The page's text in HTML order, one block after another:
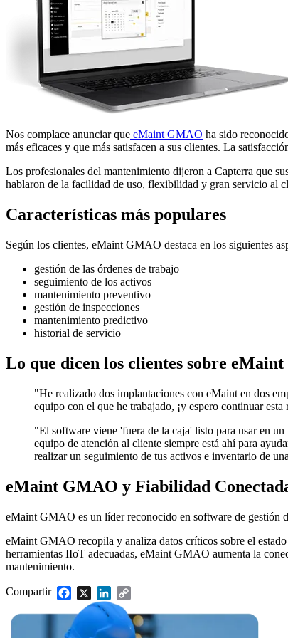
Eventos
Dónde encontrarnos en persona
Calculadora de ROI
Datos específicos del sector, resultado compartible
SOPORTE
Centro de Ayuda
Documentación del producto con búsqueda
Portal de Éxito del Cliente
Preguntas y respuestas entre clientes
Seguridad, cumplimiento, alojamiento
Documentación de la API
Notas de Versión
Qué se lanzó, qué viene a continuación
Resumen de Capacitación
Centro filtrable — comience aquí
Con instructor, cohortes programadas
Bajo Demanda
Video a su propio ritmo, ruta de certificación
Certificación
Valide las habilidades de CMMS de su equipo
eMaint University
Currículo completo, todos los niveles
SERVICIOS
Obtenga valor en 30, 60, 90 días
DESTACADO
Centro de Recursos
Busque y filtre todo el contenido que publicamos
Leer más →
Nos complace anunciar que eMaint GMAO ha sido
más eficaces y que más satisfacen a sus clientes. La
Los profesionales del mantenimiento dijeron a Capterra que
hablaron de la facilidad de uso, flexibilidad y gran servicio al
Características más populares
Según los clientes, eMaint GMAO destaca en los siguientes
gestión de las órdenes de trabajo
seguimiento de los activos
mantenimiento preventivo
gestión de inspecciones
mantenimiento predictivo
historial de servicio
Lo que dicen los clientes sobre
"He realizado dos implantaciones con eMaint en dos
equipo con el que he trabajado, ¡y espero continuar
"El software viene 'fuera de la caja' listo para usar en
equipo de atención al cliente siempre está ahí para
realizar un seguimiento de tus activos e inventario de
eMaint GMAO y Fiabilidad
eMaint GMAO es un líder reconocido en software de gestión
eMaint GMAO recopila y analiza datos críticos sobre el
herramientas IIoT adecuadas, eMaint GMAO aumenta la
mantenimiento.
Compartir Facebook
X LinkedIn